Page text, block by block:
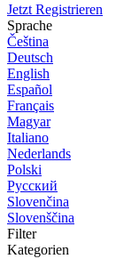
Jetzt Registrieren
Sprache
Čeština
Deutsch
English
Español
Français
Magyar
Italiano
Nederlands
Polski
Русский
Slovenčina
Slovenščina
Filter
Kategorien